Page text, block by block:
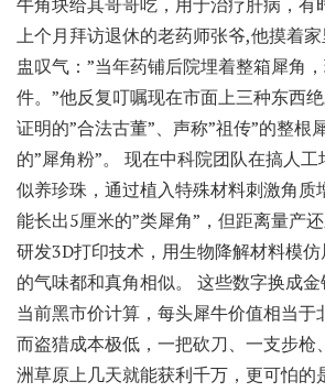
上个月拜访退休的老药师张爷,他摸着
盅叹气：”当年药铺后院埋着整箱犀角
件。”他反复叮嘱现在市面上三种东西
证明的”合法古董”、声称”祖传”的整根
的”犀角粉”。 现在中科院团队在搞人
似养珍珠，通过植入特殊材料刺激角质
能长出5厘米的”类犀角”，但距离量产
研发3D打印技术，用生物降解材料模
的气味都和真角相似。 这些数字换成
当前黑市价计算，每头犀牛价值相当于
而盗猎成本极低，一把砍刀、一支步枪
洲草原上几天就能获利千万，更可怕